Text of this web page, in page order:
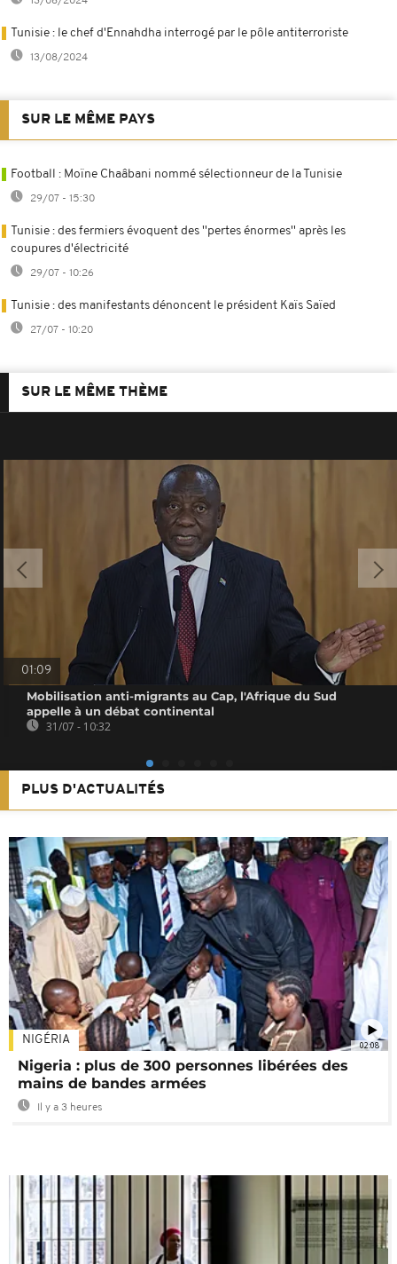
Tunisie : le chef d'Ennahdha interrogé par le pôle antiterroriste
13/08/2024
SUR LE MÊME PAYS
Football : Moïne Chaâbani nommé sélectionneur de la Tunisie
29/07 - 15:30
Tunisie : des fermiers évoquent des ''pertes énormes'' après les
coupures d'électricité
29/07 - 10:26
Tunisie : des manifestants dénoncent le président Kaïs Saïed
27/07 - 10:20
SUR LE MÊME THÈME
01:09
Mobilisation anti-migrants au Cap, l'Afrique du Sud
appelle à un débat continental
31/07 - 10:32
PLUS D'ACTUALITÉS
02:08
NIGÉRIA
Nigeria : plus de 300 personnes libérées des
mains de bandes armées
Il y a 3 heures